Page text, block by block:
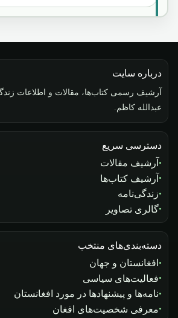
درباره سایت
آرشیف رسمی کتاب‌ها، مقالات و اطلاعات
عبدالله کاظم.
دسترسی سریع
آرشیف مقالات
آرشیف کتاب‌ها
زندگی‌نامه
گالری تصاویر
دسته‌بندی‌های منتخب
افغانستان و جهان
فعالیت‌های سیاسی
نامه‌ها و پیشنهادها در مورد افغانستان
معرفی شخصیت‌های افغان